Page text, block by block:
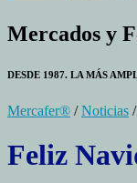
Mercados y
DESDE 1987. LA MÁS
Mercafer® /Noticias
Feliz